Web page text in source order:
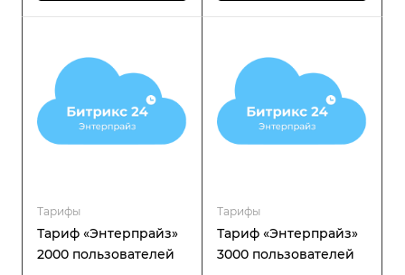
надёжность и гибкость в
управлении
распределённой
структурой.
надёжность и гибкость в
управлении
распределённой
структурой.
Тарифы
Тариф «Энтерпрайз»
2000 пользователей
Тарифы
Тариф «Энтерпрайз»
3000 пользователей